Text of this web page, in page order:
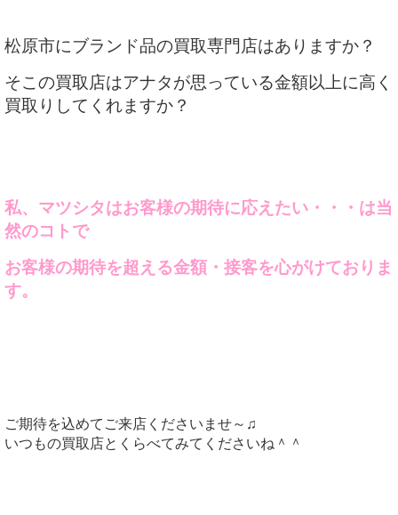
松原市にブランド品の買取専門店はありますか？
そこの買取店はアナタが思っている金額以上に高く
買取りしてくれますか？
私、マツシタはお客様の期待に応えたい・・・は当
然のコトで
お客様の期待を超える金額・接客を心がけておりま
す。
ご期待を込めてご来店くださいませ～♫
いつもの買取店とくらべてみてくださいね＾＾